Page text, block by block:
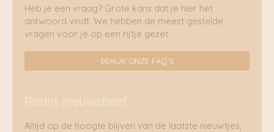
Heb je een vraag? Grote kans dat je hier het
antwoord vindt. We hebben de meest gestelde
vragen voor je op een rijtje gezet.
BEKIJK ONZE FAQ'S
Radijs nieuwsbrief
Altijd op de hoogte blijven van de laatste nieuwtjes,